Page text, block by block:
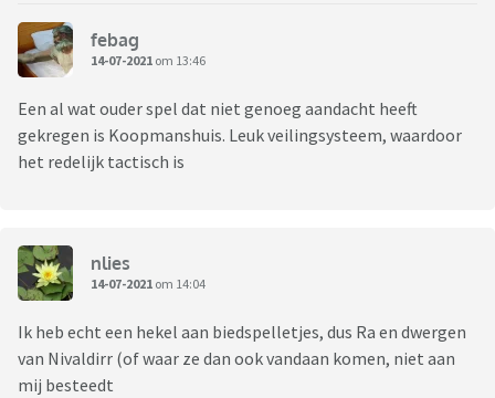
febag
14-07-2021 om 13:46
Een al wat ouder spel dat niet genoeg aandacht heeft
gekregen is Koopmanshuis. Leuk veilingsysteem, waardoor
het redelijk tactisch is
nlies
14-07-2021 om 14:04
Ik heb echt een hekel aan biedspelletjes, dus Ra en dwergen
van Nivaldirr (of waar ze dan ook vandaan komen, niet aan
mij besteedt